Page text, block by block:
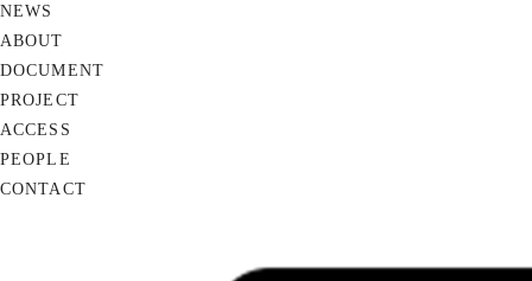
NEWS
ABOUT
DOCUMENT
PROJECT
ACCESS
PEOPLE
CONTACT